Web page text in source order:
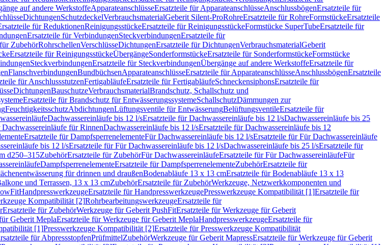
auf andere WerkstoffeApparateanschlüsseErsatzteile für ApparateanschlüsseAnschlussbögenErsatzteile für
DichtungenSchutzdeckelVerbrauchsmaterialGeberit Silent-ProRohreErsatzteile für RohreFormstückeErsatzteile
für ReduktionenReinigungsstückeErsatzteile für ReinigungsstückeFormstücke SuperTubeErsatzteile für
Ersatzteile für VerbindungenSteckverbindungenErsatzteile für
ZubehörRohrschellenVerschlüsseDichtungenErsatzteile für DichtungenVerbrauchsmaterialGeberit
Ersatzteile für ReinigungsstückeÜbergängeSonderformstückeErsatzteile für SonderformstückeFormstücke
SteckverbindungenErsatzteile für SteckverbindungenÜbergänge auf andere WerkstoffeErsatzteile für
FlanschverbindungenBundbüchsenApparateanschlüsseErsatzteile für ApparateanschlüsseAnschlussbögenErsatzteile
für AnschlussstutzenFertigabläufeErsatzteile für FertigabläufeSchneckensiphonsErsatzteile für
DichtungenBauschutzeVerbrauchsmaterialBrandschutz, Schallschutz und
Ersatzteile für Brandschutz für EntwässerungssystemeSchallschutzDämmungen zur
FeuchtigkeitsschutzAbdichtungenLüftungsventile für EntwässerungBelüftungsventileErsatzteile für
Dachwassereinläufe bis 12 l/sErsatzteile für Dachwassereinläufe bis 12 l/sDachwassereinläufe bis 25
für RinnenDachwassereinläufe bis 12 l/sErsatzteile für Dachwassereinläufe bis 12
Ersatzteile für DampfsperrenelementeFür Dachwassereinläufe bis 12 l/sErsatzteile für Für Dachwassereinläufe
bis 12 l/sErsatzteile für Für Dachwassereinläufe bis 12 l/sDachwassereinläufe bis 25 l/sErsatzteile für
d250–315ZubehörErsatzteile für ZubehörFür DachwassereinläufeErsatzteile für Für DachwassereinläufeFür
DampfsperrenelementeErsatzteile für DampfsperrenelementeZubehörErsatzteile für
für drinnen und draußenBodenabläufe 13 x 13 cmErsatzteile für Bodenabläufe 13 x 13
und Terrassen, 13 x 13 cmZubehörErsatzteile für ZubehörWerkzeuge, Netzwerkkomponenten und
HandpresswerkzeugeErsatzteile für HandpresswerkzeugePresswerkzeuge Kompatibilität [1]Ersatzteile für
Kompatibilität [2]RohrbearbeitungswerkzeugeErsatzteile für
Ersatzteile für ZubehörWerkzeuge für Geberit PushFitErsatzteile für Werkzeuge für Geberit
Geberit MeplaErsatzteile für Werkzeuge für Geberit MeplaHandpresswerkzeugeErsatzteile für
[1]Presswerkzeuge Kompatibilität [2]Ersatzteile für Presswerkzeuge Kompatibilität
für AbpressstopfenPrüfmittelZubehörWerkzeuge für Geberit MapressErsatzteile für Werkzeuge für Geberit